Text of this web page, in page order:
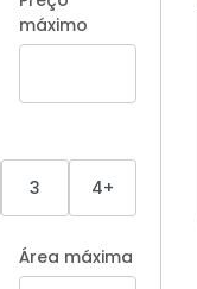
máximo
3 4+
Área máxima